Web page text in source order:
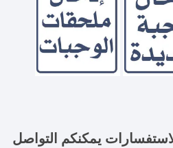
يمكنكم التواصل